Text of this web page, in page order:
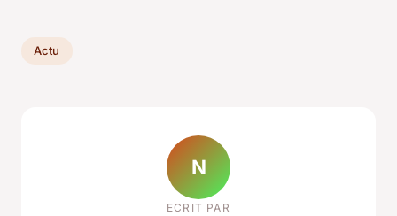
Actu
N
ECRIT PAR